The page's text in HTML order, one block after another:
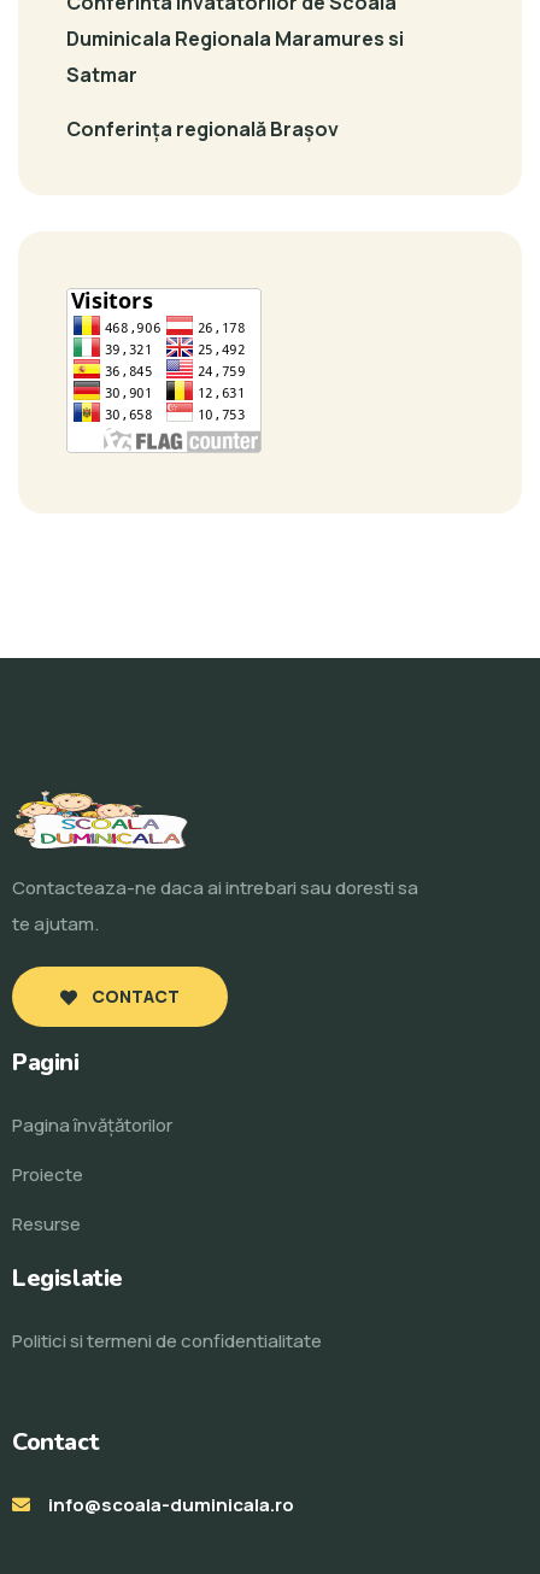
Duminicala Regionala Maramures si
Satmar
Conferința regională Brașov
Contacteaza-ne daca ai intrebari sau doresti sa
te ajutam.
CONTACT
Pagini
Pagina învăţătorilor
Proiecte
Resurse
Legislatie
Politici si termeni de confidentialitate
Contact
info@scoala-duminicala.ro